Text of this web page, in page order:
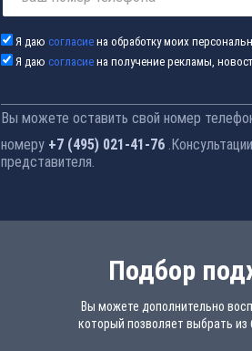
Я даю согласие на обработку моих
Я даю согласие на получение рекламы,
Вы можете оставить свой номер
номеру +7 (495) 021-41-76
представителя.
Подбор
Вы можете дополнительно
который позволяет выбрать